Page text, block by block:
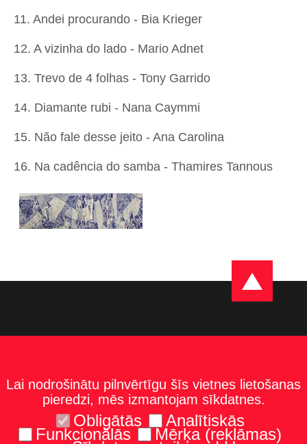
11. Andei procurando - Bia Krieger
12. A vizinha do lado - Mario Adnet
13. Trevo de 4 folhas - Tony Garrido
14. Diamante rubi - Nana Caymmi
15. Não fale desse jeito - Ana Carolina
16. Na cadência do samba - Thamires Tannous
Lai nodrošinātu pilnvērtīgu šīs vietnes lietošanas
pieredzi, mēs izmantojam sīkdatnes.
Obligātās Analītiskās
Funkcionālās Mērķa (reklāmas)